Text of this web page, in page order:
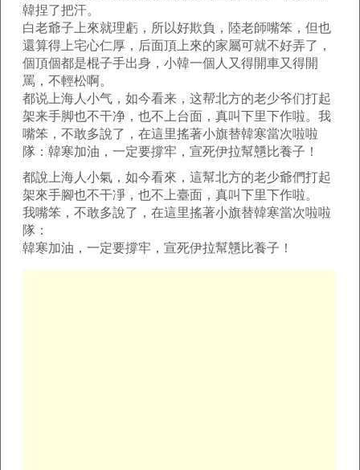
韓捏了把汗。
白老爺子上來就理虧，所以好欺負，陸老師嘴笨，但也
還算得上宅心仁厚，后面頂上來的家屬可就不好弄了，
個頂個都是棍子手出身，小韓一個人又得開車又得開
罵，不輕松啊。
都说上海人小气，如今看来，这帮北方的老少爷们打起
架来手脚也不干净，也不上台面，真叫下里下作啦。我
嘴笨，不敢多說了，在這里搖著小旗替韓寒當次啦啦
隊：韓寒加油，一定要撐牢，宣死伊拉幫戇比養子！
都說上海人小氣，如今看來，這幫北方的老少爺們打起
架來手腳也不干凈，也不上臺面，真叫下里下作啦。
我嘴笨，不敢多說了，在這里搖著小旗替韓寒當次啦啦
隊：
韓寒加油，一定要撐牢，宣死伊拉幫戇比養子！